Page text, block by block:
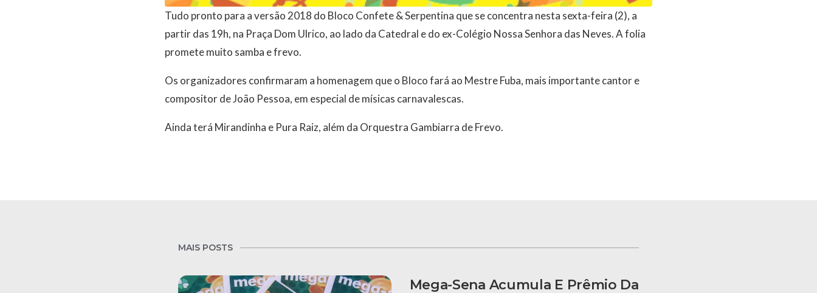
Tudo pronto para a versão 2018 do Bloco Confete & Serpentina que se concentra nesta sexta-feira (2), a
partir das 19h, na Praça Dom Ulrico, ao lado da Catedral e do ex-Colégio Nossa Senhora das Neves. A folia
promete muito samba e frevo.
Os organizadores confirmaram a homenagem que o Bloco fará ao Mestre Fuba, mais importante cantor e
compositor de João Pessoa, em especial de mísicas carnavalescas.
Ainda terá Mirandinha e Pura Raiz, além da Orquestra Gambiarra de Frevo.
MAIS POSTS
Mega-Sena Acumula E Prêmio Da